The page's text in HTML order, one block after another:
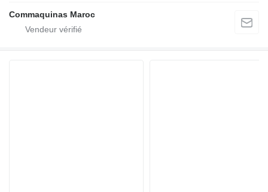
Commaquinas Maroc